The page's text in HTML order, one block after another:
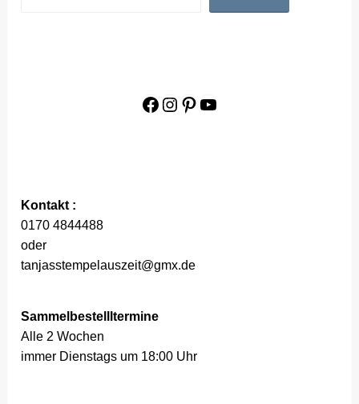
Facebook
Instagram
Pinterest
YouTube
Kontakt :
0170 4844488
oder
tanjasstempelauszeit@gmx.de
Sammelbestellltermine
Alle 2 Wochen
immer Dienstags um 18:00 Uhr